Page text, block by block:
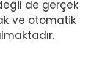
de gerçek
ve otomatik